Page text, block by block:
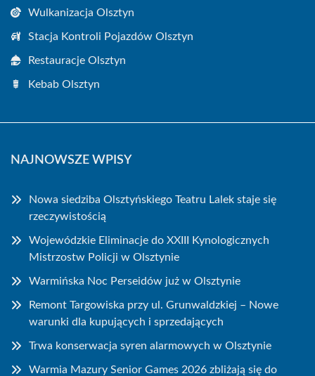
Wulkanizacja Olsztyn
Stacja Kontroli Pojazdów Olsztyn
Restauracje Olsztyn
Kebab Olsztyn
NAJNOWSZE WPISY
Nowa siedziba Olsztyńskiego Teatru Lalek staje się
rzeczywistością
Wojewódzkie Eliminacje do XXIII Kynologicznych
Mistrzostw Policji w Olsztynie
Warmińska Noc Perseidów już w Olsztynie
Remont Targowiska przy ul. Grunwaldzkiej – Nowe
warunki dla kupujących i sprzedających
Trwa konserwacja syren alarmowych w Olsztynie
Warmia Mazury Senior Games 2026 zbliżają się do